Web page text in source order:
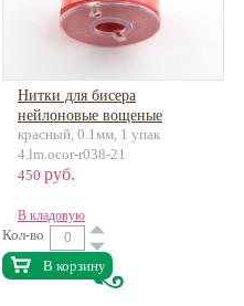
Нитки для бисера
нейлоновые вощеные
некрученые 0.1мм ок.45м
красный, 0.1мм, 1 упак
4.lm.ocor-r038-21
450 руб.
В кладовую
Кол-во
В корзину